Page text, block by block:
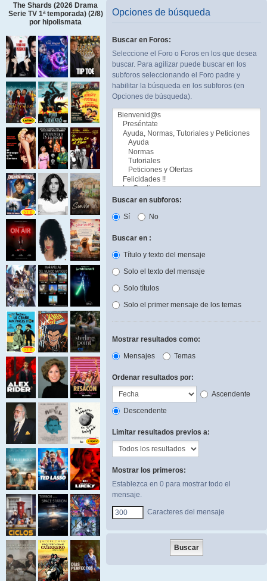
The Shards (2026 Drama
Serie TV 1ª temporada) (2/8)
por hipolismata
Opciones de búsqueda
Buscar en Foros:
Seleccione el Foro o Foros en los que desea
buscar. Para agilizar puede buscar en los
subforos seleccionando el Foro padre y
habilitar la búsqueda en los subforos (en
Opciones de búsqueda).
Buscar en subforos:
Sí
No
Buscar en :
Título y texto del mensaje
Solo el texto del mensaje
Solo títulos
Solo el primer mensaje de los temas
Mostrar resultados como:
Mensajes
Temas
Ordenar resultados por:
Ascendente
Descendente
Limitar resultados previos a:
Mostrar los primeros:
Establezca en 0 para mostrar todo el
mensaje.
Caracteres del mensaje